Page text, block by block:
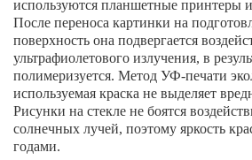
используются планшетные принтеры
После переноса картинки на
поверхность она подвергается
ультрафиолетового излучения, в
полимеризуется. Метод УФ-печати
используемая краска не выделяет
Рисунки на стекле не боятся
солнечных лучей, поэтому яркость
годами.